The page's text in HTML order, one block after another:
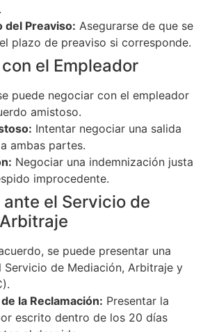
del Preaviso: Asegurarse de que se
plazo de preaviso si corresponde.
el Empleador
puede negociar con el empleador
amistoso.
Intentar negociar una salida
ambas partes.
Negociar una indemnización justa
improcedente.
el Servicio de
se puede presentar una
Servicio de Mediación, Arbitraje y
la Reclamación: Presentar la
escrito dentro de los 20 días